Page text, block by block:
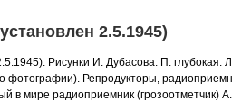
2.5.1945)
Рисунки И. Дубасова. П. глубокая.
фотографии). Репродукторы,
в мире радиоприемник (грозоотметчик)